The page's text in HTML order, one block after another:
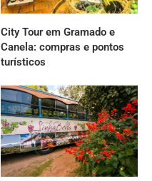
City Tour em Gramado e
Canela: compras e pontos
turísticos